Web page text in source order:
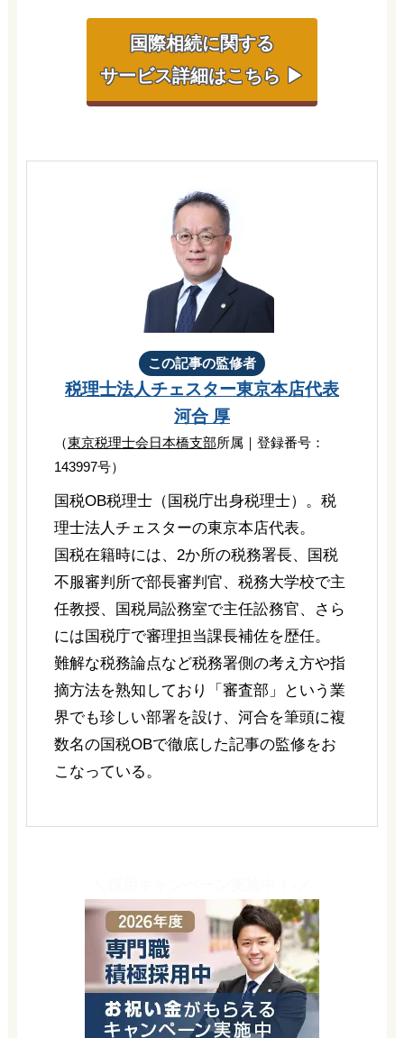
国際相続に関する
サービス詳細はこちら ▶
この記事の監修者
税理士法人チェスター東京本店代表
河合 厚
（東京税理士会日本橋支部所属｜登録番号：
143997号）
国税OB税理士（国税庁出身税理士）。税
理士法人チェスターの東京本店代表。
国税在籍時には、2か所の税務署長、国税
不服審判所で部長審判官、税務大学校で主
任教授、国税局訟務室で主任訟務官、さら
には国税庁で審理担当課長補佐を歴任。
難解な税務論点など税務署側の考え方や指
摘方法を熟知しており「審査部」という業
界でも珍しい部署を設け、河合を筆頭に複
数名の国税OBで徹底した記事の監修をお
こなっている。